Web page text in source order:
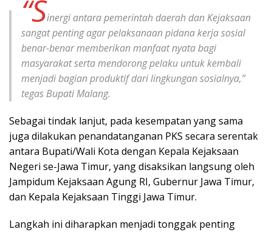
“Sinergi antara pemerintah daerah dan Kejaksaan
sangat penting agar pelaksanaan pidana kerja sosial
benar-benar memberikan manfaat nyata bagi
masyarakat serta mendorong pelaku untuk kembali
menjadi bagian produktif dari lingkungan sosialnya,”
tegas Bupati Malang.
Sebagai tindak lanjut, pada kesempatan yang sama
juga dilakukan penandatanganan PKS secara serentak
antara Bupati/Wali Kota dengan Kepala Kejaksaan
Negeri se-Jawa Timur, yang disaksikan langsung oleh
Jampidum Kejaksaan Agung RI, Gubernur Jawa Timur,
dan Kepala Kejaksaan Tinggi Jawa Timur.
Langkah ini diharapkan menjadi tonggak penting